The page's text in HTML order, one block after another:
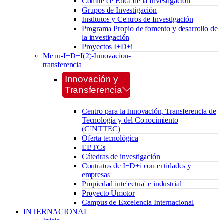
Grupos de Investigación
Institutos y Centros de Investigación
Programa Propio de fomento y desarrollo de
la investigación
Proyectos I+D+i
Menu-I+D+I(2)-Innovacion-
transferencia
Innovación y
Transferencia
Centro para la Innovación, Transferencia de
Tecnología y del Conocimiento
(CINTTEC)
Oferta tecnológica
EBTCs
Cátedras de investigación
Contratos de I+D+i con entidades y
empresas
Propiedad intelectual e industrial
Proyecto Umotor
Campus de Excelencia Internacional
INTERNACIONAL